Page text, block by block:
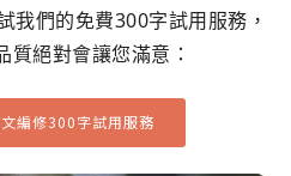
我們的免費300字試用服務，
質絕對會讓您滿意：
編修300字試用服務